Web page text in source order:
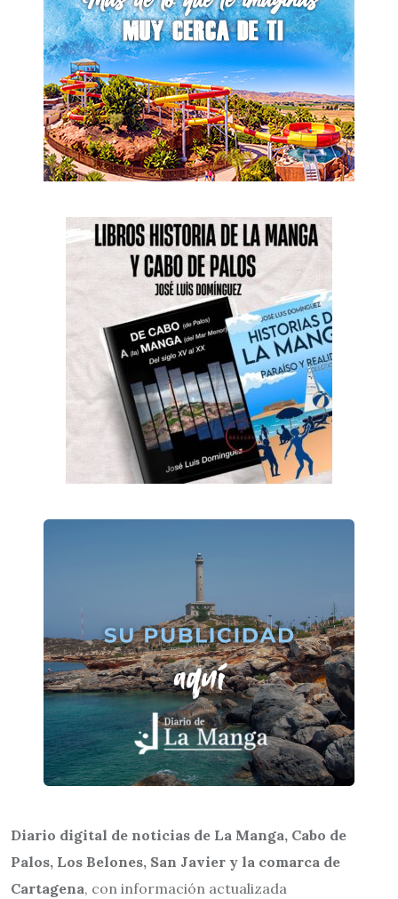
Diario digital de noticias de La Manga, Cabo de
Palos, Los Belones, San Javier y la comarca de
Cartagena, con información actualizada